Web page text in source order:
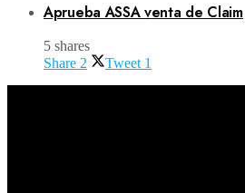
Aprueba ASSA venta de Claim
5 shares
Share 2 Tweet 1